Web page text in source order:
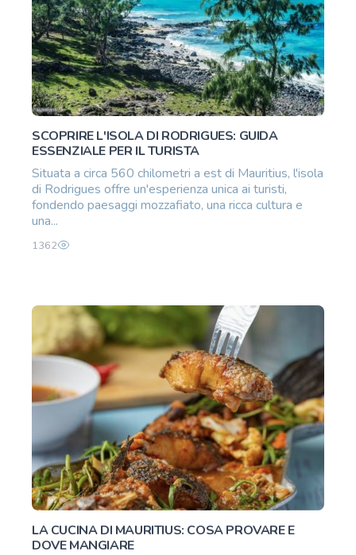
SCOPRIRE L'ISOLA DI RODRIGUES: GUIDA
ESSENZIALE PER IL TURISTA
Situata a circa 560 chilometri a est di Mauritius, l'isola
di Rodrigues offre un'esperienza unica ai turisti,
fondendo paesaggi mozzafiato, una ricca cultura e
una...
1362
LA CUCINA DI MAURITIUS: COSA PROVARE E
DOVE MANGIARE